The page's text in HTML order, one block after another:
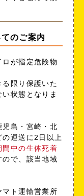
のご案内
が指定危険物
限り保護いた
状態となりま
島・宮崎・北
運送に2日以上
間中の生体死着
ので、該当地域
ト運輸営業所